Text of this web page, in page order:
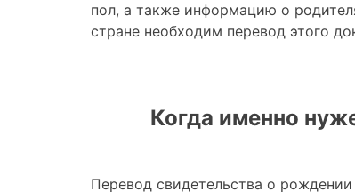
пол, а также информацию о
стране необходим перевод этого
Когда именно
Перевод свидетельства о